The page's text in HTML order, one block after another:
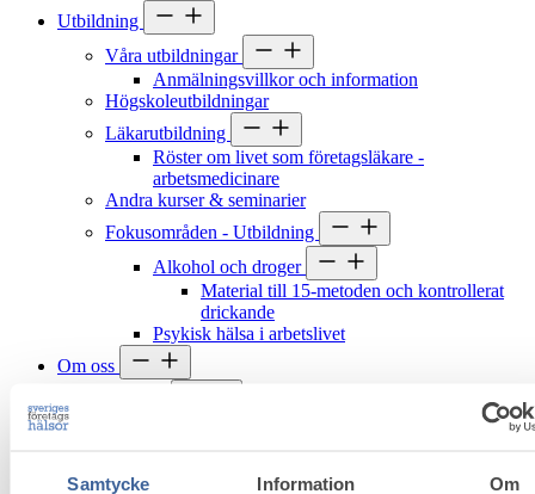
Samtycke Information Om
Utbildning
Våra utbildningar
Anmälningsvillkor och information
Högskoleutbildningar
Läkarutbildning
Röster om livet som företagsläkare -
arbetsmedicinare
Andra kurser & seminarier
Fokusområden - Utbildning
Alkohol och droger
Material till 15-metoden och kontrollerat
drickande
Psykisk hälsa i arbetslivet
Om oss
Debatt